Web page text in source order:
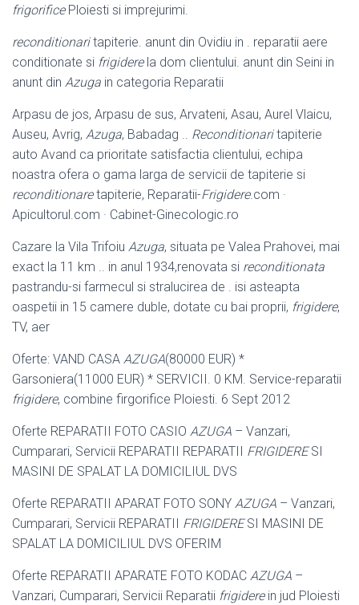
frigorificePloiesti si imprejurimi.
reconditionaritapiterie. anunt din Ovidiu in . reparatii aere
conditionate si frigiderela dom clientului. anunt din Seini in
anunt din Azuga in categoria Reparatii
Arpasu de jos, Arpasu de sus, Arvateni, Asau, Aurel Vlaicu,
Auseu, Avrig, Azuga, Babadag .. Reconditionaritapiterie
auto Avand ca prioritate satisfactia clientului, echipa
noastra ofera o gama larga de servicii de tapiterie si
reconditionaretapiterie, Reparatii-Frigidere.com ·
Apicultorul.com · Cabinet-Ginecologic.ro
Cazare la Vila Trifoiu Azuga, situata pe Valea Prahovei, mai
exact la 11 km .. in anul 1934,renovata si reconditionata
pastrandu-si farmecul si stralucirea de . isi asteapta
oaspetii in 15 camere duble, dotate cu bai proprii, frigidere,
TV, aer
Oferte: VAND CASA AZUGA(80000 EUR) *
Garsoniera(11000 EUR) * SERVICII. 0 KM. Service-reparatii
frigidere, combine firgorifice Ploiesti. 6 Sept 2012
Oferte REPARATII FOTO CASIO AZUGA – Vanzari,
Cumparari, Servicii REPARATII REPARATII FRIGIDERESI
MASINI DE SPALAT LA DOMICILIUL DVS
Oferte REPARATII APARAT FOTO SONY AZUGA – Vanzari,
Cumparari, Servicii REPARATII FRIGIDERESI MASINI DE
SPALAT LA DOMICILIUL DVS OFERIM
Oferte REPARATII APARATE FOTO KODAC AZUGA –
Vanzari, Cumparari, Servicii Reparatii frigiderein jud Ploiesti